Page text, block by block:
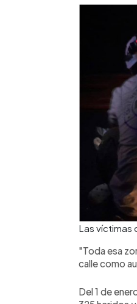
Las víctimas
"Toda esa
calle como
Del 1 de